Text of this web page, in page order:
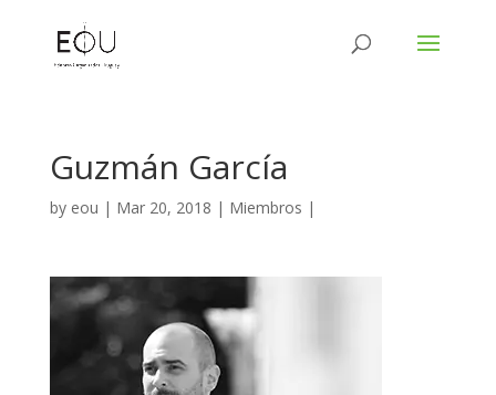
Guzmán García
by eou | Mar 20, 2018 | Miembros |